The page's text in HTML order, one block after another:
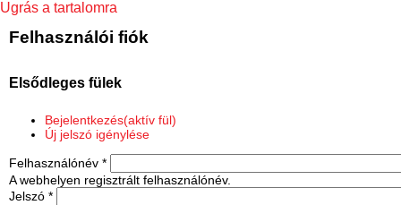
Ugrás a tartalomra
Felhasználói fiók
Elsődleges fülek
Bejelentkezés(aktív fül)
Új jelszó igénylése
Felhasználónév *
A webhelyen regisztrált felhasználónév.
Jelszó *